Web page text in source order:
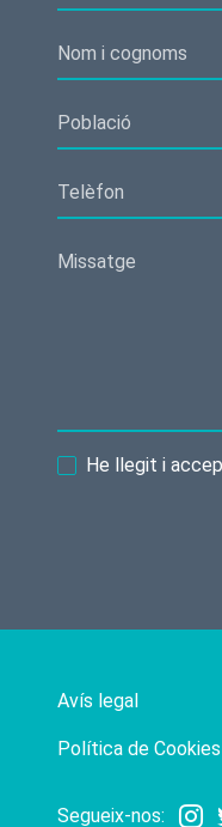
He llegit i
Avís legal
Política de Cookies
Segueix-nos: